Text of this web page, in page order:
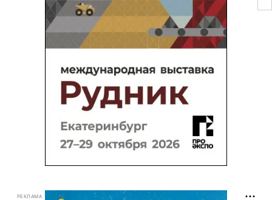
РЕКЛАМА